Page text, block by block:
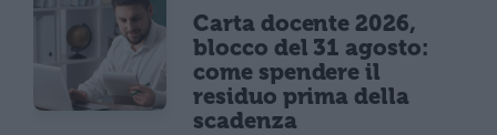
Carta docente 2026,
blocco del 31 agosto:
come spendere il
residuo prima della
scadenza